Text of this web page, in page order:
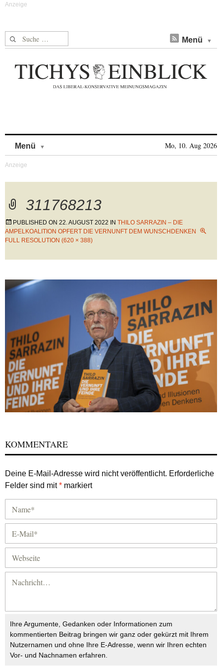
Suche nach: Menü
Menü Mo, 10. Aug 2026
311768213
PUBLISHED ON 22. AUGUST 2022 IN THILO SARRAZIN – DIE
AMPELKOALITION OPFERT DIE VERNUNFT DEM WUNSCHDENKEN
FULL RESOLUTION (620 × 388)
KOMMENTARE
Deine E-Mail-Adresse wird nicht veröffentlicht. Erforderliche
Felder sind mit* markiert
Ihre Argumente, Gedanken oder Informationen zum
kommentierten Beitrag bringen wir ganz oder gekürzt mit Ihrem
Nutzernamen und ohne Ihre E-Adresse, wenn wir Ihren echten
Vor- und Nachnamen erfahren.